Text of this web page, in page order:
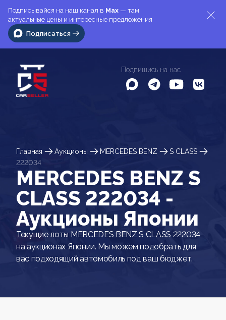
Подписывайся на наш канал в Max — там
актуальные цены и интересные предложения
Подписаться
Подпишись на нас
Главная Аукционы MERCEDES BENZ
S CLASS
222034
MERCEDES BENZ S
CLASS 222034 -
Аукционы Японии
Текущие лоты MERCEDES BENZ S CLASS 222034
на аукционах Японии. Мы можем подобрать для
вас подходящий автомобиль под ваш бюджет.